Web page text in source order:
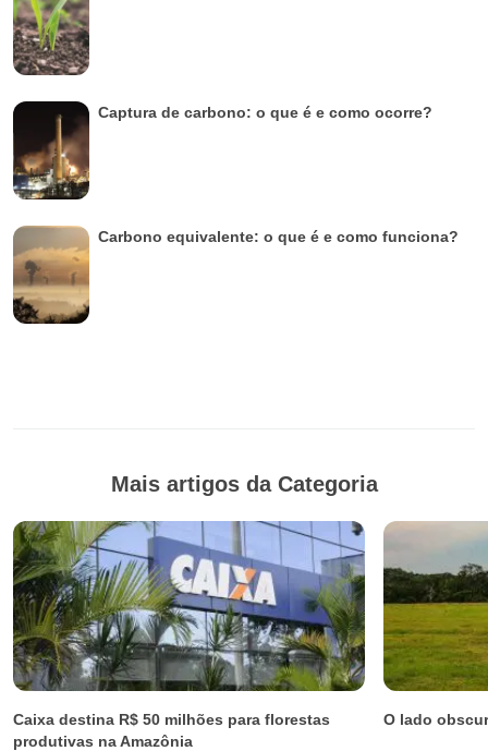
Captura de carbono: o que é e como ocorre?
Carbono equivalente: o que é e como funciona?
Mais artigos da Categoria
Caixa destina R$ 50 milhões para florestas
produtivas na Amazônia
O lado